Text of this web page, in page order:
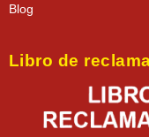
Blog
Libro de